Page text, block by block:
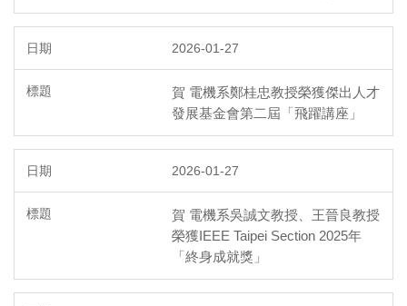
2026-01-27
賀 電機系鄭桂忠教授榮獲傑出人才
發展基金會第二屆「飛躍講座」
2026-01-27
賀 電機系吳誠文教授、王晉良教授
榮獲IEEE Taipei Section 2025年
「終身成就獎」